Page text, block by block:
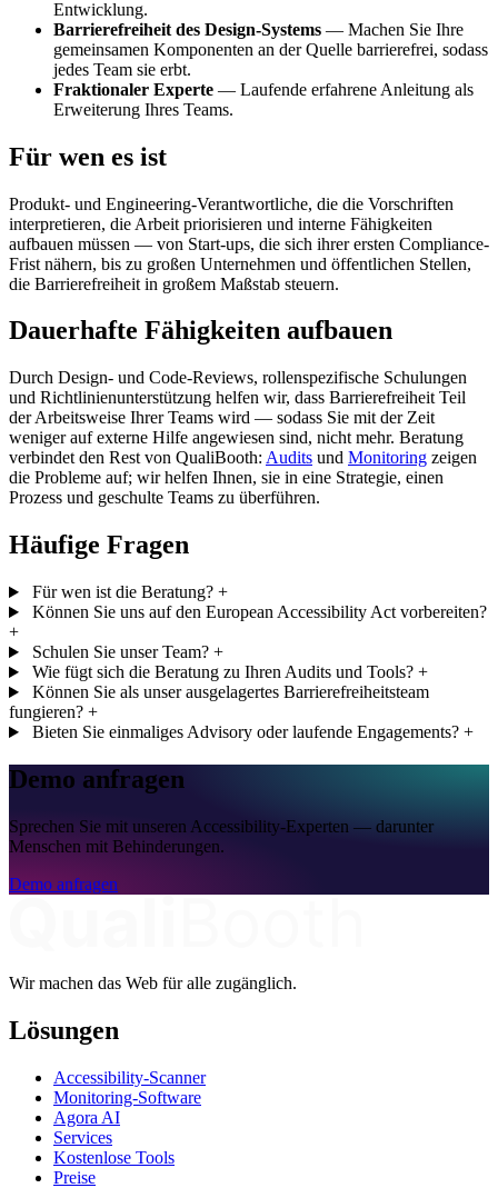
Entwicklung.
Barrierefreiheit des Design-Systems — Machen Sie Ihre
gemeinsamen Komponenten an der Quelle barrierefrei, sodass
jedes Team sie erbt.
Fraktionaler Experte — Laufende erfahrene Anleitung als
Erweiterung Ihres Teams.
Für wen es ist
Produkt- und Engineering-Verantwortliche, die die Vorschriften
interpretieren, die Arbeit priorisieren und interne Fähigkeiten
aufbauen müssen — von Start-ups, die sich ihrer ersten Compliance-
Frist nähern, bis zu großen Unternehmen und öffentlichen Stellen,
die Barrierefreiheit in großem Maßstab steuern.
Dauerhafte Fähigkeiten aufbauen
Durch Design- und Code-Reviews, rollenspezifische Schulungen
und Richtlinienunterstützung helfen wir, dass Barrierefreiheit Teil
der Arbeitsweise Ihrer Teams wird — sodass Sie mit der Zeit
weniger auf externe Hilfe angewiesen sind, nicht mehr. Beratung
verbindet den Rest von QualiBooth: Audits und Monitoring zeigen
die Probleme auf; wir helfen Ihnen, sie in eine Strategie, einen
Prozess und geschulte Teams zu überführen.
Häufige Fragen
Für wen ist die Beratung? +
Können Sie uns auf den European Accessibility Act vorbereiten?
+
Schulen Sie unser Team? +
Wie fügt sich die Beratung zu Ihren Audits und Tools? +
Können Sie als unser ausgelagertes Barrierefreiheitsteam
fungieren? +
Bieten Sie einmaliges Advisory oder laufende Engagements? +
Demo anfragen
Sprechen Sie mit unseren Accessibility-Experten — darunter
Menschen mit Behinderungen.
Demo anfragen
Wir machen das Web für alle zugänglich.
Lösungen
Accessibility-Scanner
Monitoring-Software
Agora AI
Services
Kostenlose Tools
Preise